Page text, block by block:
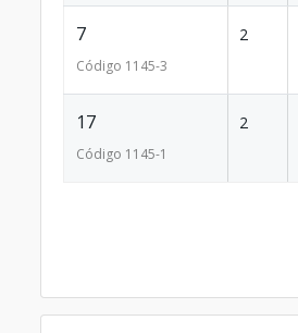
7
Código 1145-3
2
17
Código 1145-1
2